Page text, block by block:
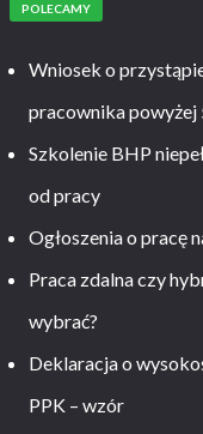
POLECAMY
Wniosek o
pracownika powyżej
Szkolenie BHP
od pracy
Ogłoszenia o pracę
Praca zdalna czy
wybrać?
Deklaracja o
PPK – wzór